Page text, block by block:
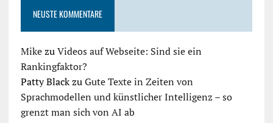
NEUSTE KOMMENTARE
MikezuVideos auf Webseite: Sind sie ein
Rankingfaktor?
Patty BlackzuGute Texte in Zeiten von
Sprachmodellen und künstlicher Intelligenz – so
grenzt man sich von AI ab